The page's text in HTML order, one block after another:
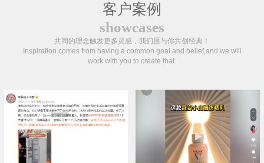
客户案例
showcases
共同的理念触发更多灵感，我们愿与你共创经典！
Inspiration comes from having a common goal and belief,and we will
work with you to create that.